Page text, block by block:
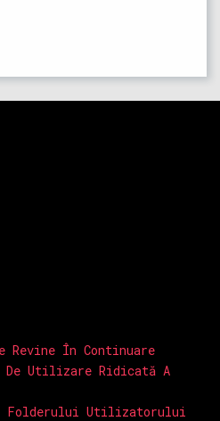
În Continuare
De Utilizare Ridicată A
Folderului Utilizatorului